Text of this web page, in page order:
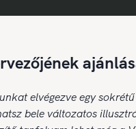
elvégezve egy
bele változatos